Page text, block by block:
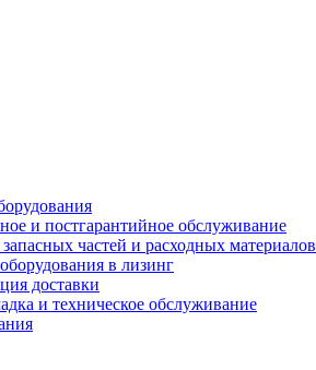
и постгарантийное обслуживание
частей и расходных материалов
в лизинг
доставки
и техническое обслуживание